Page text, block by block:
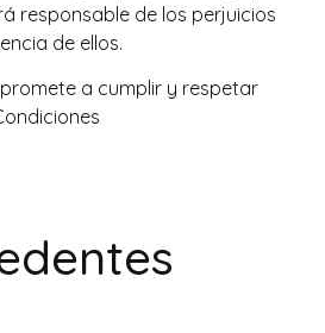
responsable de los perjuicios
de ellos.
a cumplir y respetar